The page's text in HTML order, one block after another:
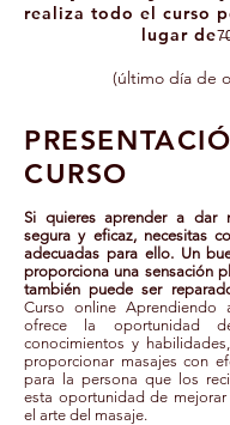
realiza todo el curso
lugar de
(último día de
CURSO
Si quieres aprender a dar
segura y eficaz, necesitas
adecuadas para ello. Un
proporciona una sensación
también puede ser
Curso online Aprendiendo
ofrece la oportunidad
conocimientos y
proporcionar masajes con
para la persona que los
esta oportunidad de
el arte del masaje.